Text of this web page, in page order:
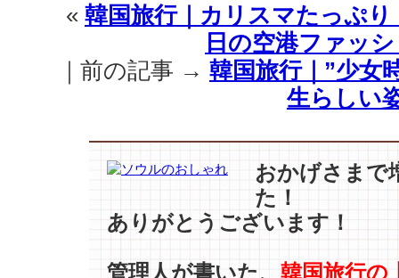
年
の
冬
は
“オ
サ
ト”
« 韓国旅行｜カリスマたっぷり
日の空港ファッ
｜前の記事 → 韓国旅行｜”少女
生らしい
おかげさまで
た！
ありがとうございます！
管理人が書いた、 韓国旅行の